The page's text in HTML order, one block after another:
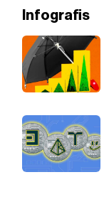
Infografis